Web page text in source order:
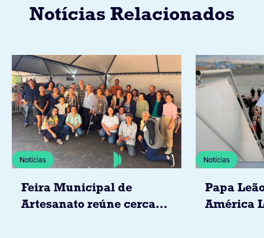
Notícias Relacionados
Notícias
Feira Municipal de
Artesanato reúne cerca
Notícias
Papa
América